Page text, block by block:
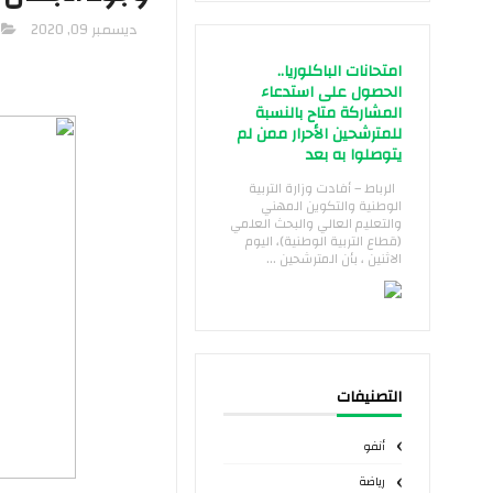
امتحانات الباكلوريا..
الحصول على استدعاء
المشاركة متاح بالنسبة
للمترشحين الأحرار ممن لم
يتوصلوا به بعد
الرباط – أفادت وزارة التربية
الوطنية والتكوين المهني
والتعليم العالي والبحث العلمي
(قطاع التربية الوطنية)، اليوم
الاثنين ، بأن المترشحين ...
التصنيفات
أنفو
رياضة
ديسمبر 09, 2020